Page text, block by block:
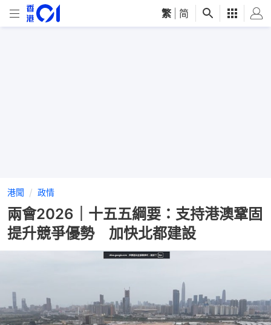
繁 简
港聞 政情
兩會2026｜十五五綱要：支持港澳鞏固
提升競爭優勢 加快北都建設